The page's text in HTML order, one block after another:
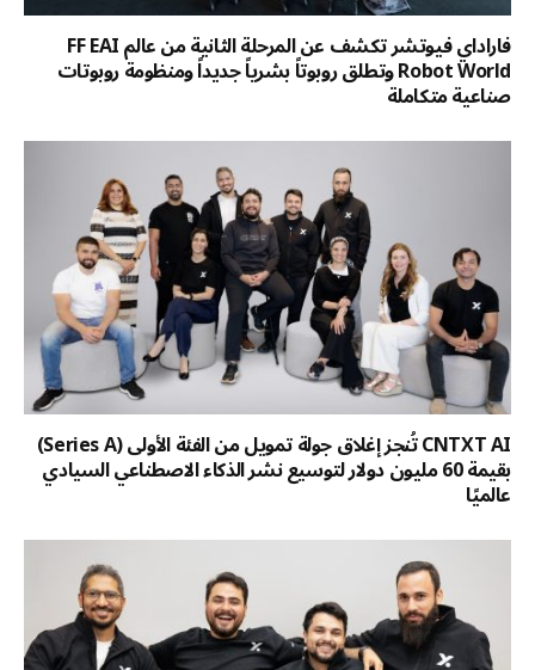
فاراداي فيوتشر تكشف عن المرحلة الثانية من عالم FF EAI
Robot World وتطلق روبوتاً بشرياً جديداً ومنظومة روبوتات
صناعية متكاملة
CNTXT AI تُنجز إغلاق جولة تمويل من الفئة الأولى (Series A)
بقيمة 60 مليون دولار لتوسيع نشر الذكاء الاصطناعي السيادي
عالميًا